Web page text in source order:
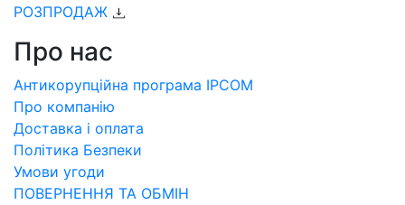
РОЗПРОДАЖ
Про нас
Антикорупційна програма IPCOM
Про компанію
Доставка і оплата
Політика Безпеки
Умови угоди
ПОВЕРНЕННЯ ТА ОБМІН